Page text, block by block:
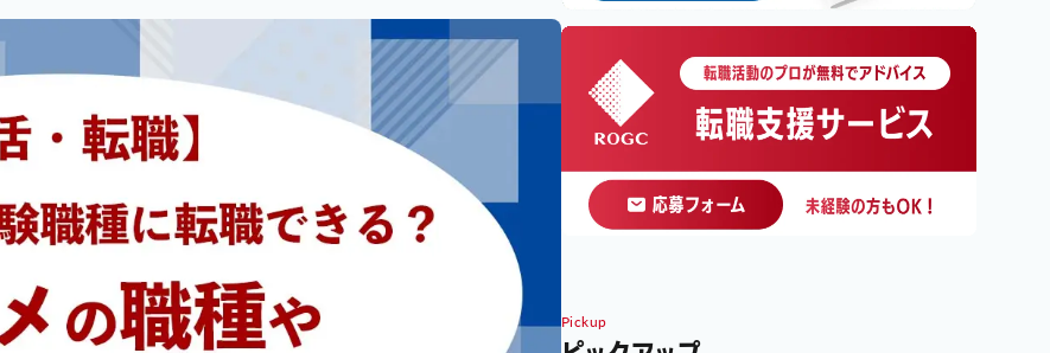
Pickup